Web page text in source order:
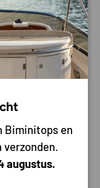
, Allpa,
productmail
Biminitops en
augustus.